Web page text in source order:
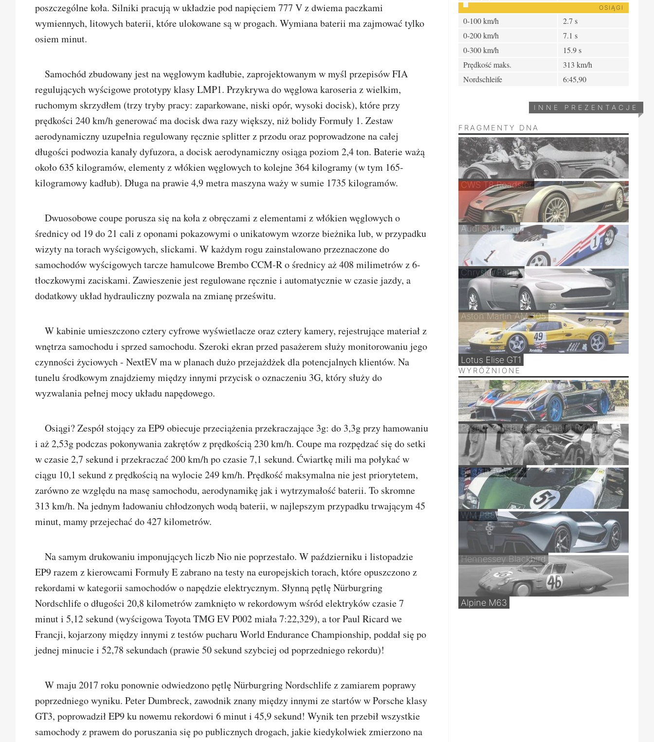
poszczególne koła. Silniki pracują w układzie pod napięciem 777 V z dwiema paczkami
wymiennych, litowych baterii, które ulokowane są w progach. Wymiana baterii ma zajmować tylko
osiem minut.
Samochód zbudowany jest na węglowym kadłubie, zaprojektowanym w myśl przepisów FIA
regulujących wyścigowe prototypy klasy LMP1. Przykrywa do węglowa karoseria z wielkim,
ruchomym skrzydłem (trzy tryby pracy: zaparkowane, niski opór, wysoki docisk), które przy
prędkości 240 km/h generować ma docisk dwa razy większy, niż bolidy Formuły 1. Zestaw
aerodynamiczny uzupełnia regulowany ręcznie splitter z przodu oraz poprowadzone na całej
długości podwozia kanały dyfuzora, a docisk aerodynamiczny osiąga poziom 2,4 ton. Baterie ważą
około 635 kilogramów, elementy z włókien węglowych to kolejne 364 kilogramy (w tym 165-
kilogramowy kadłub). Długa na prawie 4,9 metra maszyna waży w sumie 1735 kilogramów.
Dwuosobowe coupe porusza się na koła z obręczami z elementami z włókien węglowych o
średnicy od 19 do 21 cali z oponami pokazowymi o unikatowym wzorze bieżnika lub, w przypadku
wizyty na torach wyścigowych, slickami. W każdym rogu zainstalowano przeznaczone do
samochodów wyścigowych tarcze hamulcowe Brembo CCM-R o średnicy aż 408 milimetrów z 6-
tłoczkowymi zaciskami. Zawieszenie jest regulowane ręcznie i automatycznie w czasie jazdy, a
dodatkowy układ hydrauliczny pozwala na zmianę prześwitu.
W kabinie umieszczono cztery cyfrowe wyświetlacze oraz cztery kamery, rejestrujące materiał z
wnętrza samochodu i sprzed samochodu. Szeroki ekran przed pasażerem służy monitorowaniu jego
czynności życiowych - NextEV ma w planach dużo przejażdżek dla potencjalnych klientów. Na
tunelu środkowym znajdziemy między innymi przycisk o oznaczeniu 3G, który służy do
wyzwalania pełnej mocy układu napędowego.
Osiągi? Zespół stojący za EP9 obiecuje przeciążenia przekraczające 3g: do 3,3g przy hamowaniu
i aż 2,53g podczas pokonywania zakrętów z prędkością 230 km/h. Coupe ma rozpędzać się do setki
w czasie 2,7 sekund i przekraczać 200 km/h po czasie 7,1 sekund. Ćwiartkę mili ma połykać w
ciągu 10,1 sekund z prędkością na wylocie 249 km/h. Prędkość maksymalna nie jest priorytetem,
zarówno ze względu na masę samochodu, aerodynamikę jak i wytrzymałość baterii. To skromne
313 km/h. Na jednym ładowaniu chłodzonych wodą baterii, w najlepszym przypadku trwającym 45
minut, mamy przejechać do 427 kilometrów.
Na samym drukowaniu imponujących liczb Nio nie poprzestało. W październiku i listopadzie
EP9 razem z kierowcami Formuły E zabrano na testy na europejskich torach, które opuszczono z
rekordami w kategorii samochodów o napędzie elektrycznym. Słynną pętlę Nürburgring
Nordschlife o długości 20,8 kilometrów zamknięto w rekordowym wśród elektryków czasie 7
minut i 5,12 sekund (wyścigowa Toyota TMG EV P002 miała 7:22,329), a tor Paul Ricard we
Francji, kojarzony między innymi z testów pucharu World Endurance Championship, poddał się po
jednej minucie i 52,78 sekundach (prawie 50 sekund szybciej od poprzedniego rekordu)!
W maju 2017 roku ponownie odwiedzono pętlę Nürburgring Nordschlife z zamiarem poprawy
poprzedniego wyniku. Peter Dumbreck, zawodnik znany między innymi ze startów w Porsche klasy
GT3, poprowadził EP9 ku nowemu rekordowi 6 minut i 45,9 sekund! Wynik ten przebił wszystkie
samochody z prawem do poruszania się po publicznych drogach, jakie kiedykolwiek zmierzono na
OSIĄGI
0-100 km/h
2.7 s
0-200 km/h
7.1 s
0-300 km/h
15.9 s
Prędkość maks.
313 km/h
Nordschleife
6:45,90
INNE PREZENTACJE
FRAGMENTY DNA
CWS T8 Roadster
Audi Skorpion
Chrysler Patriot
Aston Martin AM 305
Lotus Elise GT1
WYRÓŻNIONE
Pagani Zonda HP Barchetta Revo
Bugatti Type 45
WM P88
Hennessey Blackbird
Alpine M63